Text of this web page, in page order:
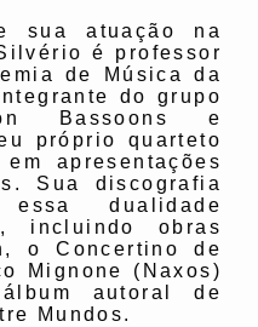
sua atuação na
é professor
de Música da
do grupo
Bassoons e
próprio quarteto
apresentações
Sua discografia
dualidade
incluindo obras
o Concertino de
Mignone (Naxos)
autoral de
Mundos.